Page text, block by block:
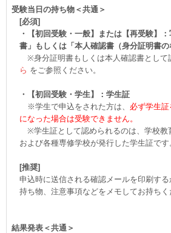
受験当日の持ち物＜共通＞
[必須]
・【初回受験・一般】または【再受験】
書」もしくは「本人確認書（身分証明書の
※身分証明書もしくは本人確認書として
ら をご参照ください。
・【初回受験・学生】：学生証
※学生で申込をされた方は、 必ず学生
になった場合は受験できません。
※学生証として認められるのは、学校教
および各種専修学校が発行した学生証です
[推奨]
申込時に送信される確認メールを印刷する
持ち物、注意事項などをメモしてお持ちく
結果発表＜共通＞